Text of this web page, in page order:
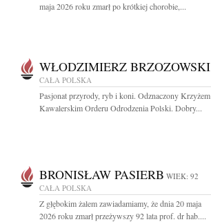
maja 2026 roku zmarł po krótkiej chorobie,...
WŁODZIMIERZ BRZOZOWSKI
CAŁA POLSKA
Pasjonat przyrody, ryb i koni. Odznaczony Krzyżem
Kawalerskim Orderu Odrodzenia Polski. Dobry...
BRONISŁAW PASIERB WIEK: 92
CAŁA POLSKA
Z głębokim żalem zawiadamiamy, że dnia 20 maja
2026 roku zmarł przeżywszy 92 lata prof. dr hab....